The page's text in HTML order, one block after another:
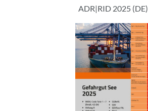
ADR|RID 2025 (DE)